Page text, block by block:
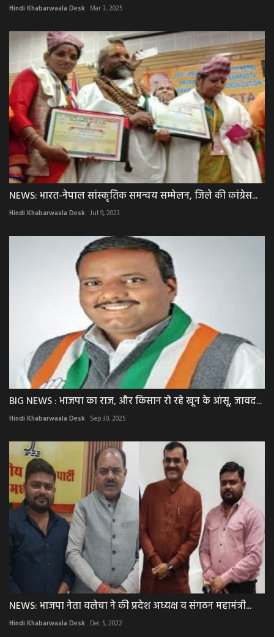
Hindi Khabarwaala Desk Mar 3, 2025
NEWS: भारत-नेपाल सांस्कृतिक समन्वय सम्मेलन, जिले की कांग्रेस...
Hindi Khabarwaala Desk Jul 9, 2023
BIG NEWS : भाजपा का राज, और किसान रो रहे खून के आंसू, जावद...
Hindi Khabarwaala Desk Sep 30, 2025
NEWS: भाजपा नेता वलेचा ने की प्रदेश अध्यक्ष व संगठन महामंत्री...
Hindi Khabarwaala Desk Dec 5, 2022